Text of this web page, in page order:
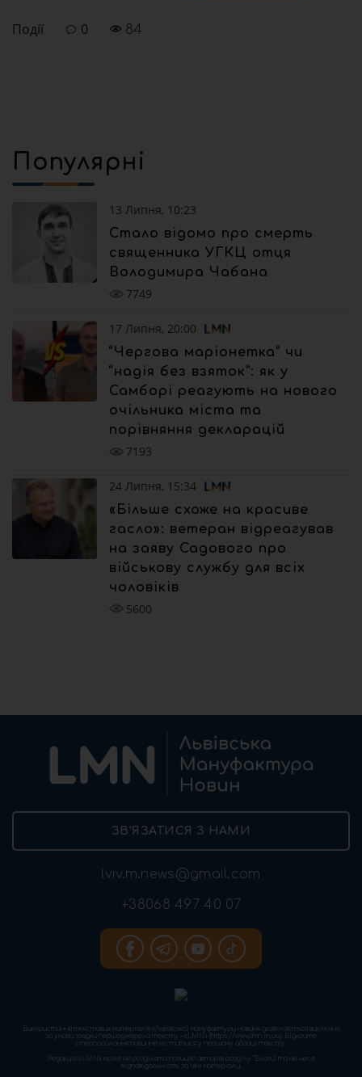
Події 0 84
Популярні
13 Липня, 10:23
Стало відомо про смерть
священника УГКЦ отця
Володимира Чабана
7749
17 Липня, 20:00
“Чергова маріонетка” чи
“надія без взяток”: як у
Самборі реагують на нового
очільника міста та
порівняння декларацій
7193
24 Липня, 15:34
«Більше схоже на красиве
гасло»: ветеран відреагував
на заяву Садового про
військову службу для всіх
чоловіків
5600
ЗВ’ЯЗАТИСЯ З НАМИ
lviv.m.news@gmail.com
+38068 497 40 07
Використання текстових матеріалів «Львівської мануфактури новин» дозволяється виключно
за умови згадки першоджерела тексту – «LMN» (https://www.lmn.in.ua). Відкрите
гіперпосилання повинне міститися у першому абзаці тексту.
Редакція «LMN» може не розділяти позицію авторів розділу “Блоги” та не несе
відповідальність за їхні матеріали.